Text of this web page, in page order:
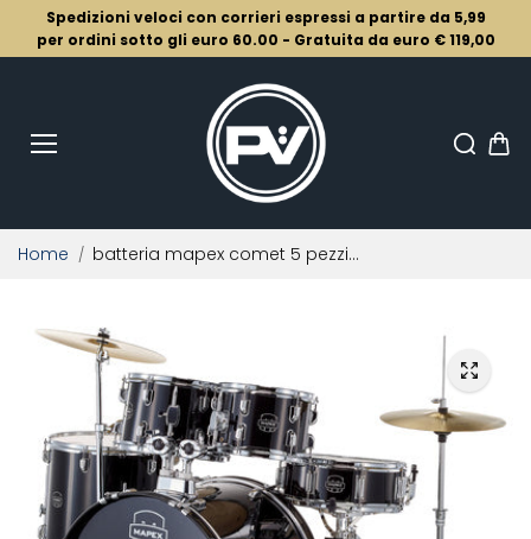
Salta al
conten
uto
Spedizioni veloci con corrieri espressi a partire da 5,99
per ordini sotto gli euro 60.00 - Gratuita da euro € 119,00
Home batteria mapex comet 5 pezzi...